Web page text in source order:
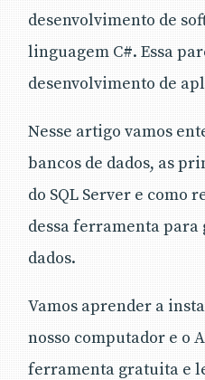
desenvolvimento de
linguagem C#. Essa
desenvolvimento de
Nesse artigo vamos
bancos de dados, as
do SQL Server e como
dessa ferramenta para
dados.
Vamos aprender a
nosso computador e o
ferramenta gratuita e